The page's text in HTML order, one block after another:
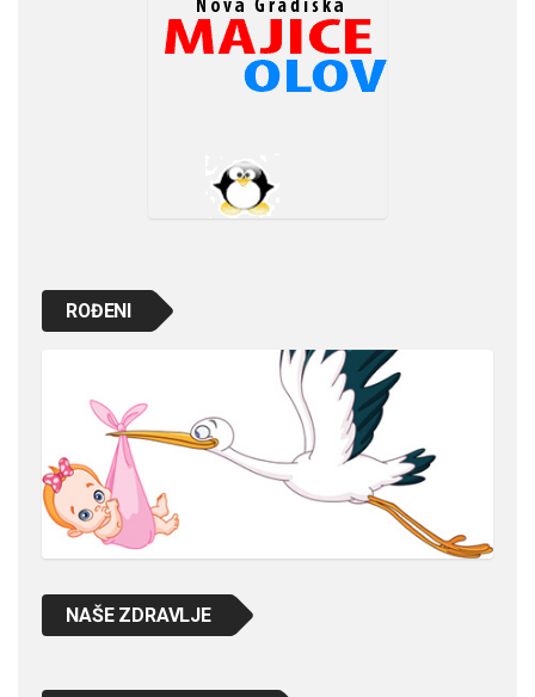
ROĐENI
NAŠE ZDRAVLJE